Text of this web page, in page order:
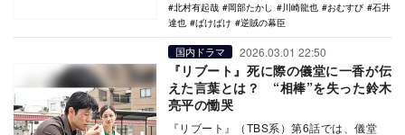
北村有起哉
岡部たかし 川崎龍也 おむすび
石井
達也
ばけばけ 逆賊の幕臣
国内ドラマ 2026.03.01 22:50
『リブート』死に際の儀堂に一香が伝
えた言葉とは？ “相棒”を失った鈴木
亮平の慟哭
『リブート』（TBS系）第6話では、儀堂